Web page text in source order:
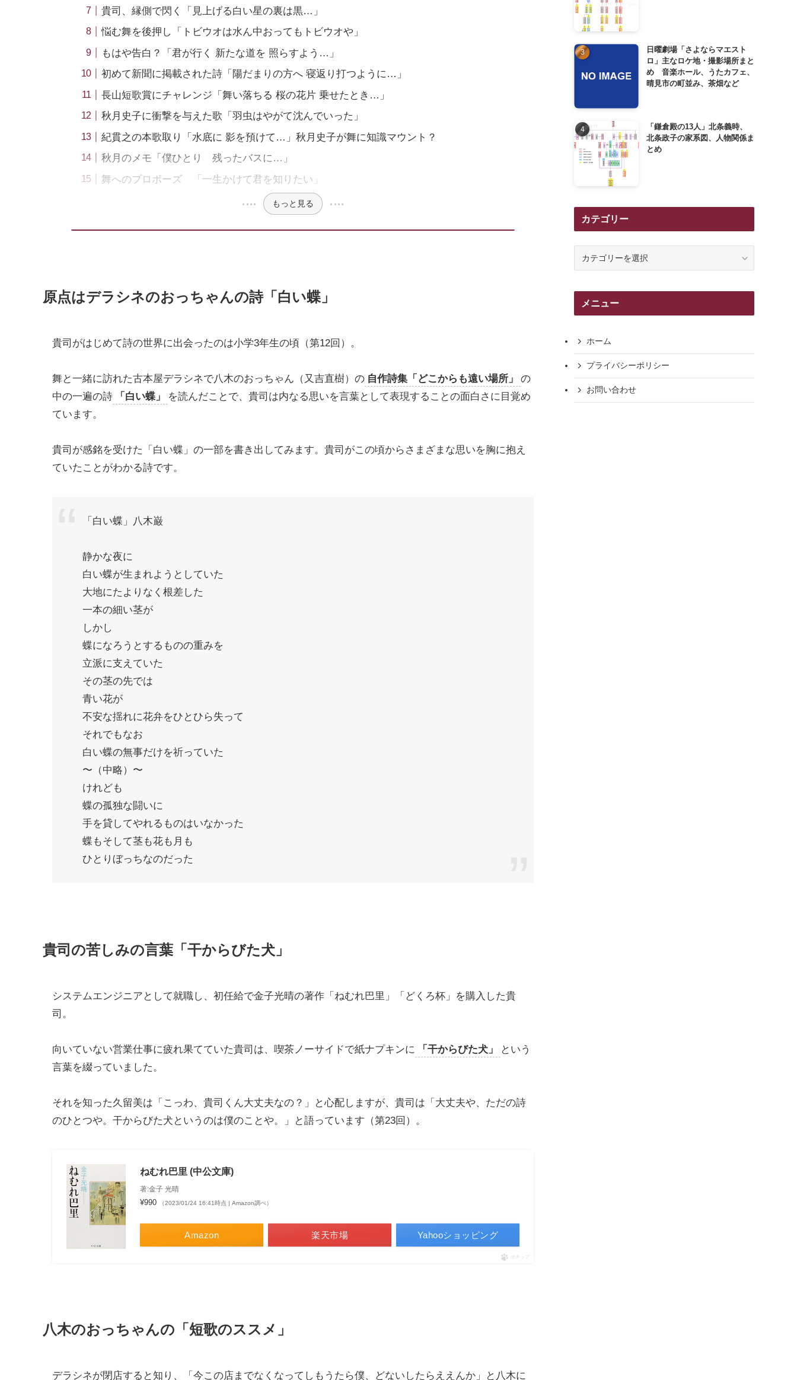
貴司、縁側で閃く「見上げる白い星の裏は黒…」
悩む舞を後押し「トビウオは水ん中おってもトビウオや」
もはや告白？「君が行く 新たな道を 照らすよう…」
初めて新聞に掲載された詩「陽だまりの方へ 寝返り打つように…」
長山短歌賞にチャレンジ「舞い落ちる 桜の花片 乗せたとき…」
秋月史子に衝撃を与えた歌「羽虫はやがて沈んでいった」
紀貫之の本歌取り「水底に 影を預けて…」秋月史子が舞に知識マウント？
秋月のメモ「僕ひとり 残ったバスに…」
舞へのプロポーズ 「一生かけて君を知りたい」
もっと見る
原点はデラシネのおっちゃんの詩「白い蝶」
貴司がはじめて詩の世界に出会ったのは小学3年生の頃（第12回）。
舞と一緒に訪れた古本屋デラシネで八木のおっちゃん（又吉直樹）の 自作詩集「どこからも遠い場所」
の
中の一遍の詩
「白い蝶」
を読んだことで、貴司は内なる思いを言葉として表現することの面白さに目覚め
ています。
貴司が感銘を受けた「白い蝶」の一部を書き出してみます。貴司がこの頃からさまざまな思いを胸に抱え
ていたことがわかる詩です。
「白い蝶」八木巌
静かな夜に
白い蝶が生まれようとしていた
大地にたよりなく根差した
一本の細い茎が
しかし
蝶になろうとするものの重みを
立派に支えていた
その茎の先では
青い花が
不安な揺れに花弁をひとひら失って
それでもなお
白い蝶の無事だけを祈っていた
〜（中略）〜
けれども
蝶の孤独な闘いに
手を貸してやれるものはいなかった
蝶もそして茎も花も月も
ひとりぼっちなのだった
貴司の苦しみの言葉「干からびた犬」
システムエンジニアとして就職し、初任給で金子光晴の著作「ねむれ巴里」「どくろ杯」を購入した貴
司。
向いていない営業仕事に疲れ果てていた貴司は、喫茶ノーサイドで紙ナプキンに 「干からびた犬」
という
言葉を綴っていました。
それを知った久留美は「こっわ、貴司くん大丈夫なの？」と心配しますが、貴司は「大丈夫や、ただの詩
のひとつや。干からびた犬というのは僕のことや。」と語っています（第23回）。
ねむれ巴里 (中公文庫)
著:金子 光晴
¥990 （2023/01/24 16:41時点 | Amazon調べ）
Amazon 楽天市場 Yahooショッピング
ポチップ
八木のおっちゃんの「短歌のススメ」
デラシネが閉店すると知り、「今この店までなくなってしもうたら僕、どないしたらええんか」と八木に
日曜劇場「さよならマエスト
ロ」主なロケ地・撮影場所まと
め 音楽ホール、うたカフェ、
晴見市の町並み、茶畑など
「鎌倉殿の13人」北条義時、
北条政子の家系図、人物関係ま
とめ
カテゴリー
リ
メニュー
ホーム
プライバシーポリシー
お問い合わせ